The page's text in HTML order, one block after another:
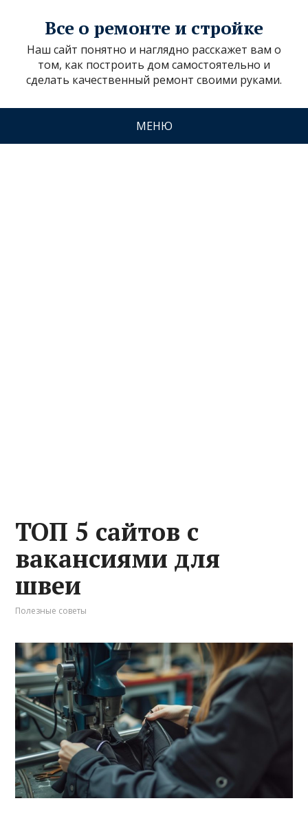
Все о ремонте и стройке
Наш сайт понятно и наглядно расскажет вам о
том, как построить дом самостоятельно и
сделать качественный ремонт своими руками.
МЕНЮ
ТОП 5 сайтов с
вакансиями для
швеи
Полезные советы